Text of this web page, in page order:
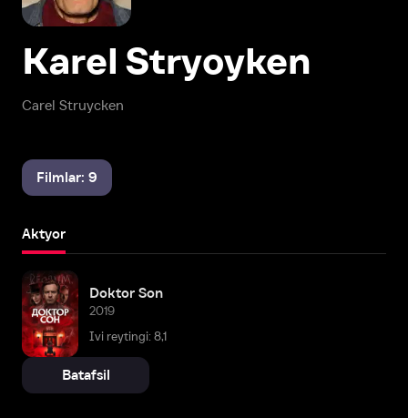
Carel Struycken
Karel Stryoyken
Filmlar: 9
Aktyor
Doktor Son
2019
Ivi reytingi: 8,1
Batafsil